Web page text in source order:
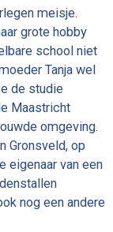
meisje.
grote hobby
school niet
Tanja wel
de studie
Maastricht
omgeving.
Gronsveld, op
eigenaar van een
nog een andere